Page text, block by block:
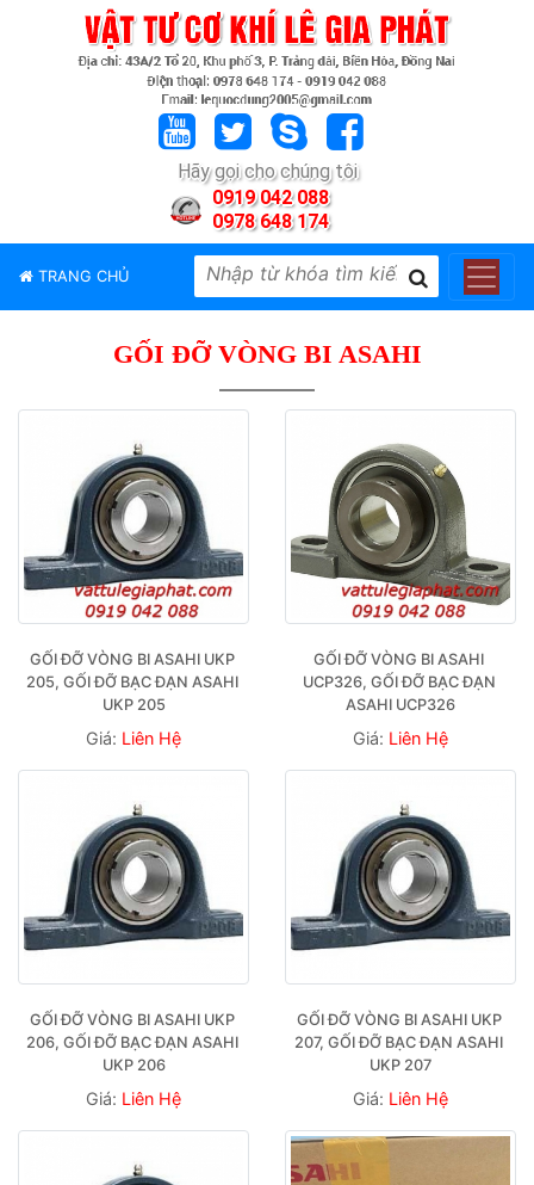
Hãy gọi cho chúng tôi
0919 042 088
0978 648 174
TRANG CHỦ
PHẨM
HIỆU
GỐI ĐỠ VÒNG BI ASAHI
GỐI ĐỠ VÒNG BI ASAHI UKP
205, GỐI ĐỠ BẠC ĐẠN ASAHI
UKP 205
Giá: Liên Hệ
GỐI ĐỠ VÒNG BI ASAHI
UCP326, GỐI ĐỠ BẠC ĐẠN
ASAHI UCP326
Giá: Liên Hệ
GỐI ĐỠ VÒNG BI ASAHI UKP
206, GỐI ĐỠ BẠC ĐẠN ASAHI
UKP 206
Giá: Liên Hệ
GỐI ĐỠ VÒNG BI ASAHI UKP
207, GỐI ĐỠ BẠC ĐẠN ASAHI
UKP 207
Giá: Liên Hệ